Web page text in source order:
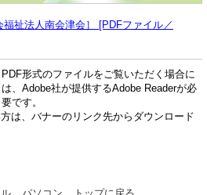
福祉法人南会津会］ [PDFファイル／
PDF形式のファイルをご覧いただく場合に
は、Adobe社が提供するAdobe Readerが必
要です。
は、バナーのリンク先からダウンロード